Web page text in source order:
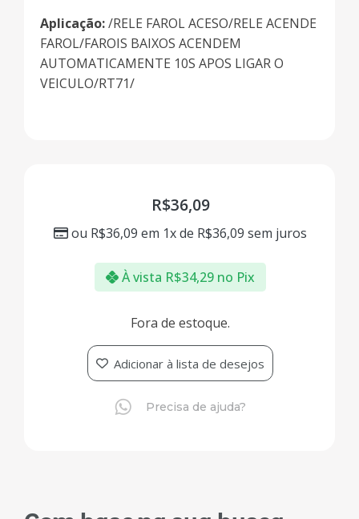
Aplicação:/RELE FAROL ACESO/RELE ACENDE
FAROL/FAROIS BAIXOS ACENDEM
AUTOMATICAMENTE 10S APOS LIGAR O
VEICULO/RT71/
R$36,09
ou R$36,09 em 1x de R$36,09 sem juros
À vista R$34,29 no Pix
Fora de estoque.
Adicionar à lista de desejos
Precisa de ajuda?